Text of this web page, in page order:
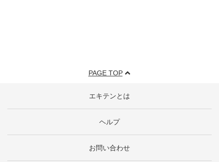
PAGE TOP
エキテンとは
ヘルプ
お問い合わせ